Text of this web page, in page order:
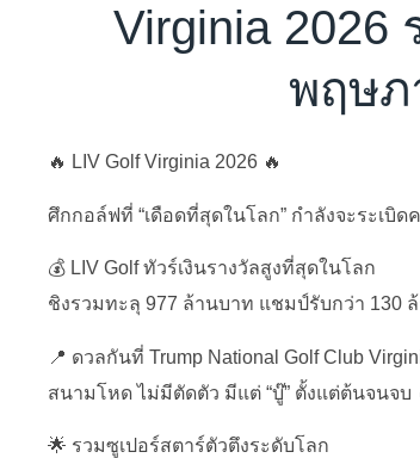
Virginia 2026
พฤษภ
🔥 LIV Golf Virginia 2026 🔥
ศึกกอล์ฟที่ “เดือดที่สุดในโลก” กำลังจะระเบิด
💰 LIV Golf ทัวร์เงินรางวัลสูงที่สุดในโลก
ชิงรวมทะลุ 977 ล้านบาท แชมป์รับกว่า 130
📍 ดวลกันที่ Trump National Golf Club
สนามโหด ไม่มีตัดตัว มีแต่ “บู๊” ตั้งแต่ต้นจนจบ
🌟 รวมซูเปอร์สตาร์ตัวตึงระดับโลก